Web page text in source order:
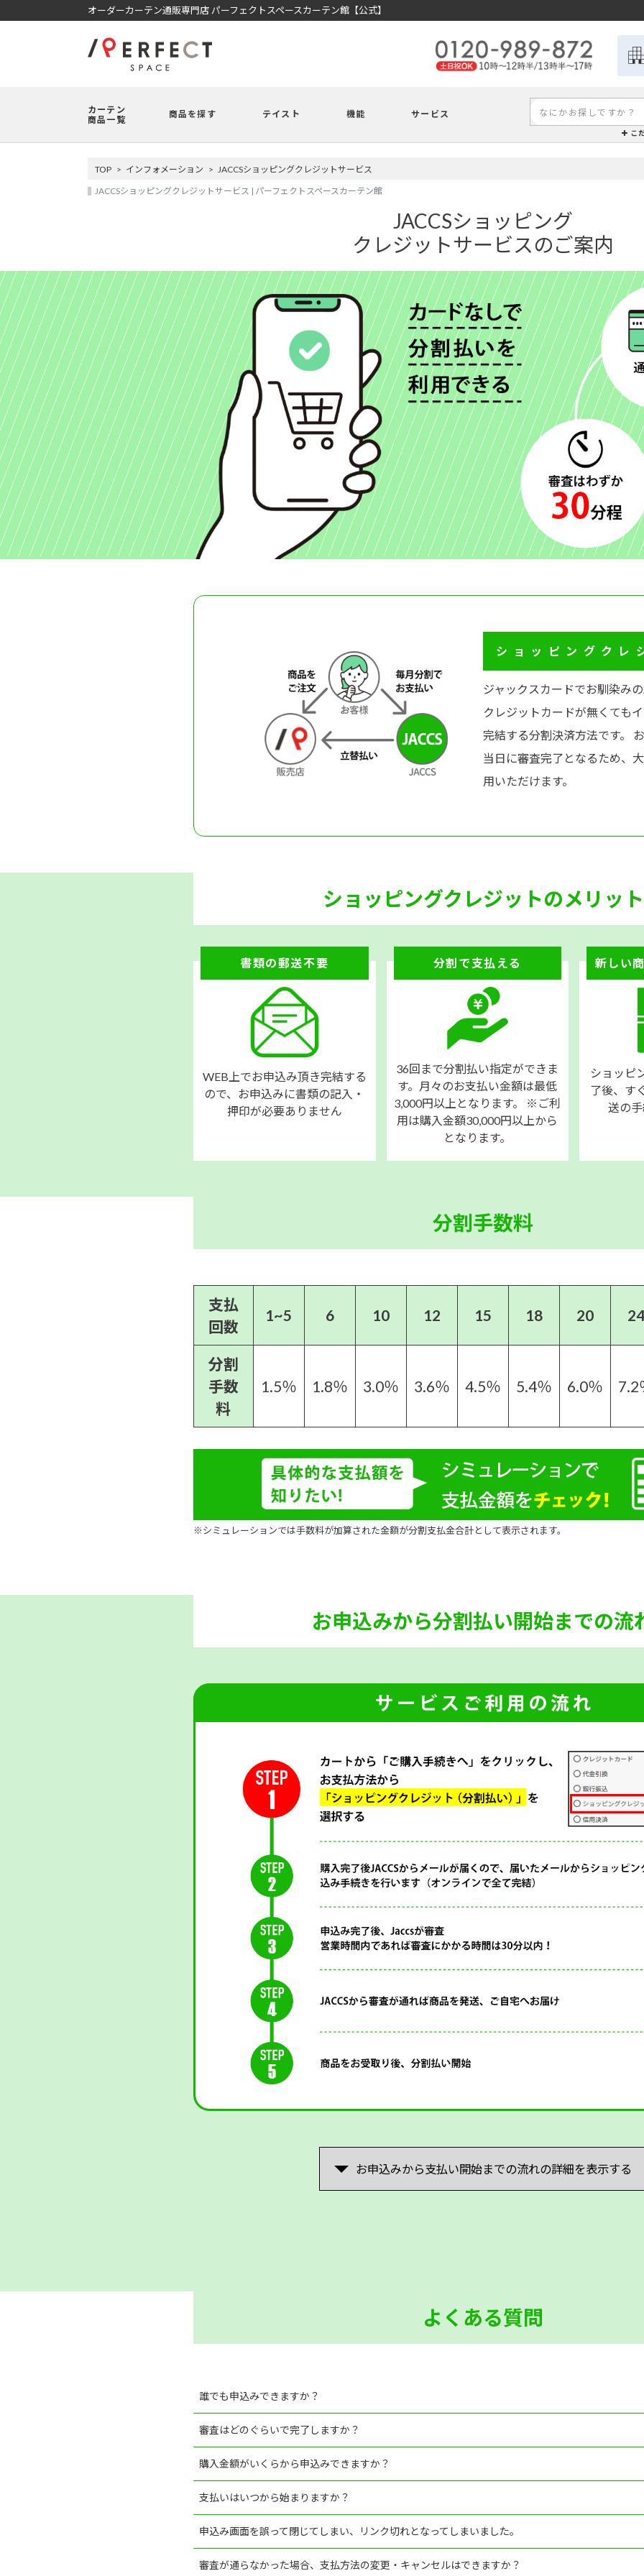
オーダーカーテン通販専門店 パーフェクトスペースカーテン館【公式】
カーテン
商品一覧
商品を探す テイスト 機能 サービス
こ
TOP インフォメーション
JACCSショッピングクレジットサービス
JACCSショッピングクレジットサービス | パーフェクトスペースカーテン館
JACCSショッピング
クレジットサービスのご案内
ショッピングクレ
ジャックスカードでお馴染み
クレジットカードが無くても
完結する分割決済方法です。
当日に審査完了となるため、
用いただけます。
ショッピングクレジットのメリット
書類の郵送不要
WEB上でお申込み頂き完結する
ので、お申込みに書類の記入・
押印が必要ありません
分割で支払える
36回まで分割払い指定ができま
す。月々のお支払い金額は最低
3,000円以上となります。 ※ご利
用は購入金額30,000円以上から
となります。
新しい
ショッピ
了後、す
送の
分割手数料
支払
回数
1~5 6 10 12 15 18 20 24
分割
手数
料
1.5％ 1.8％ 3.0％ 3.6％ 4.5％ 5.4％ 6.0％ 7.2
※シミュレーションでは手数料が加算された金額が分割支払金合計として表示されます。
お申込みから分割払い開始までの流
お申込みから支払い開始までの流れの詳細を表示する
よくある質問
誰でも申込みできますか？
審査はどのぐらいで完了しますか？
購入金額がいくらから申込みできますか？
支払いはいつから始まりますか？
申込み画面を誤って閉じてしまい、リンク切れとなってしまいました。
審査が通らなかった場合、支払方法の変更・キャンセルはできますか？